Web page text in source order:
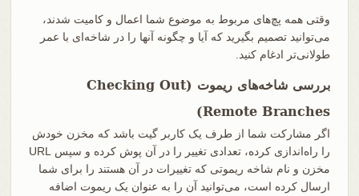
وقتی همه پچ‌های مربوط به موضوع شما اعمال و کامیت شدند،
می‌توانید تصمیم بگیرید که آیا و چگونه آنها را در شاخه‌ای با عمر
طولانی‌تر ادغام کنید.
بررسی شاخه‌های ریموت (Checking Out
Remote Branches)
اگر مشارکت شما از طرف یک کاربر گیت باشد که مخزن خودش
را راه‌اندازی کرده، تعدادی تغییر را در آن پوش کرده و سپس URL
مخزن و نام شاخه ریموتی که تغییرات در آن هستند را برای شما
ارسال کرده است، می‌توانید آن را به عنوان یک ریموت اضافه